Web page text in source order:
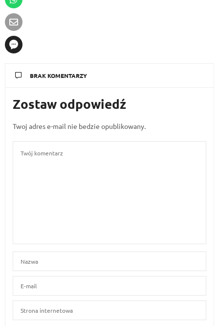
BRAK KOMENTARZY
Zostaw odpowiedź
Twoj adres e-mail nie bedzie opublikowany.